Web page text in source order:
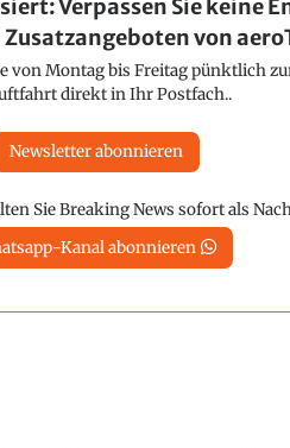
Verpassen Sie keine
von
Montag bis Freitag pünktlich
direkt in Ihr Postfach..
Newsletter abonnieren
Sie Breaking News sofort als
Kanal abonnieren